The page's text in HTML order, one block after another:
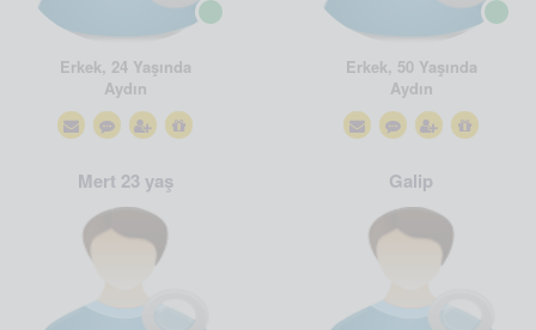
Erkek, 24 Yaşında
Aydın
Erkek, 50 Yaşında
Aydın
Mert 23 yaş Galip